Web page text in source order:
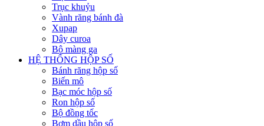
Trục khuỷu
Vành răng bánh đà
Xupap
Dây curoa
Bộ màng ga
HỆ THỐNG HỘP SỐ
Bánh răng hộp số
Biến mô
Bạc móc hộp số
Ron hộp số
Bộ đồng tốc
Bơm dầu hộp số